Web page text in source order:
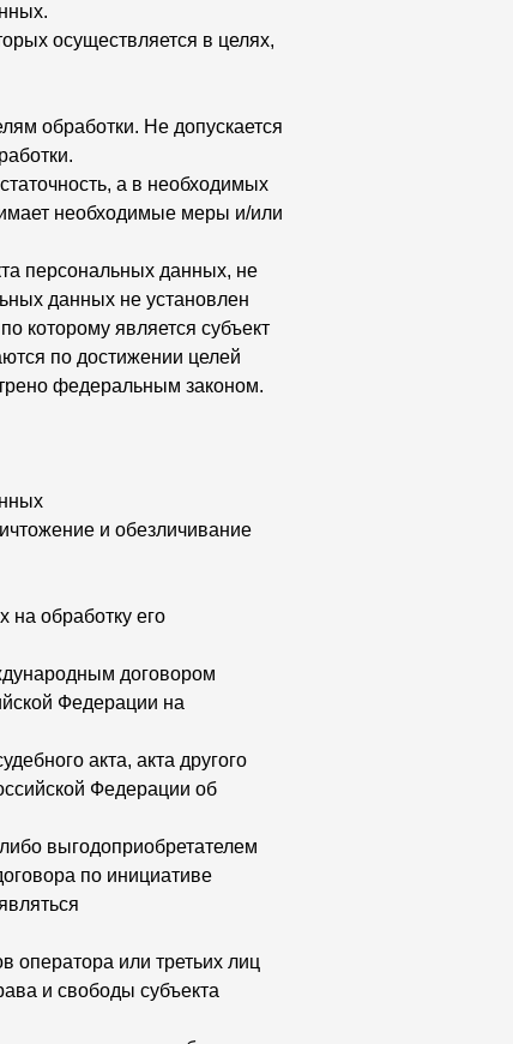
осуществляется в целях,
обработки. Не допускается
а в необходимых
необходимые меры и/или
персональных данных, не
данных не установлен
которому является субъект
по достижении целей
федеральным законом.
и обезличивание
на обработку его
договором
Федерации на
акта, акта другого
Федерации об
выгодоприобретателем
по инициативе
оператора или третьих лиц
и свободы субъекта